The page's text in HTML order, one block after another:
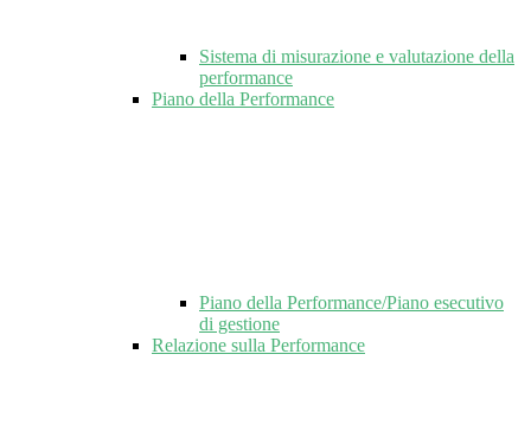
Sistema di misurazione e valutazione della
performance
Piano della Performance
Piano della Performance/Piano esecutivo
di gestione
Relazione sulla Performance